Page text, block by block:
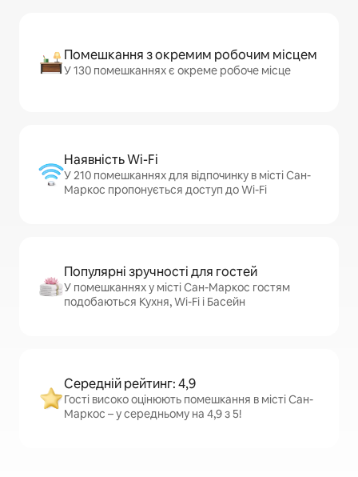
Помешкання з окремим робочим місцем
У 130 помешканнях є окреме робоче місце
Наявність Wi-Fi
У 210 помешканнях для відпочинку в місті Сан-
Маркос пропонується доступ до Wi-Fi
Популярні зручності для гостей
У помешканнях у місті Сан-Маркос гостям
подобаються Кухня, Wi-Fi і Басейн
Середній рейтинг: 4,9
Гості високо оцінюють помешкання в місті Сан-
Маркос – у середньому на 4,9 з 5!